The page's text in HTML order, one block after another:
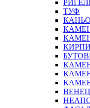
ТУФ